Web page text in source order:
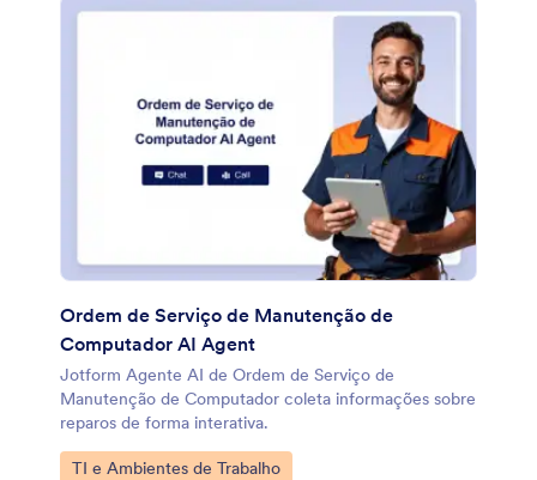
Ordem de Serviço de Manutenção de
Computador AI Agent
Jotform Agente AI de Ordem de Serviço de
Manutenção de Computador coleta informações sobre
reparos de forma interativa.
Ir para Categoria:
TI e Ambientes de Trabalho